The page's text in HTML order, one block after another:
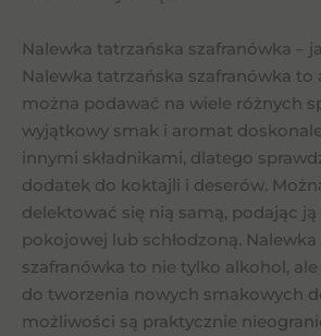
Nalewka tatrzańska szafranówka –
Nalewka tatrzańska szafranówka to
można podawać na wiele różnych
wyjątkowy smak i aromat
innymi składnikami, dlatego
dodatek do koktajli i deserów.
delektować się nią samą, podając
pokojowej lub schłodzoną.
szafranówka to nie tylko alkohol,
do tworzenia nowych smakowych
możliwości są praktycznie